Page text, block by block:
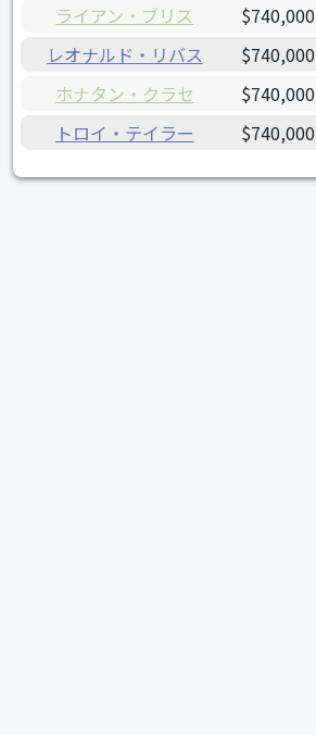
ライアン・ブリス
$740,000
レオナルド・リバス
$740,000
ホナタン・クラセ
$740,000
トロイ・テイラー
$740,000